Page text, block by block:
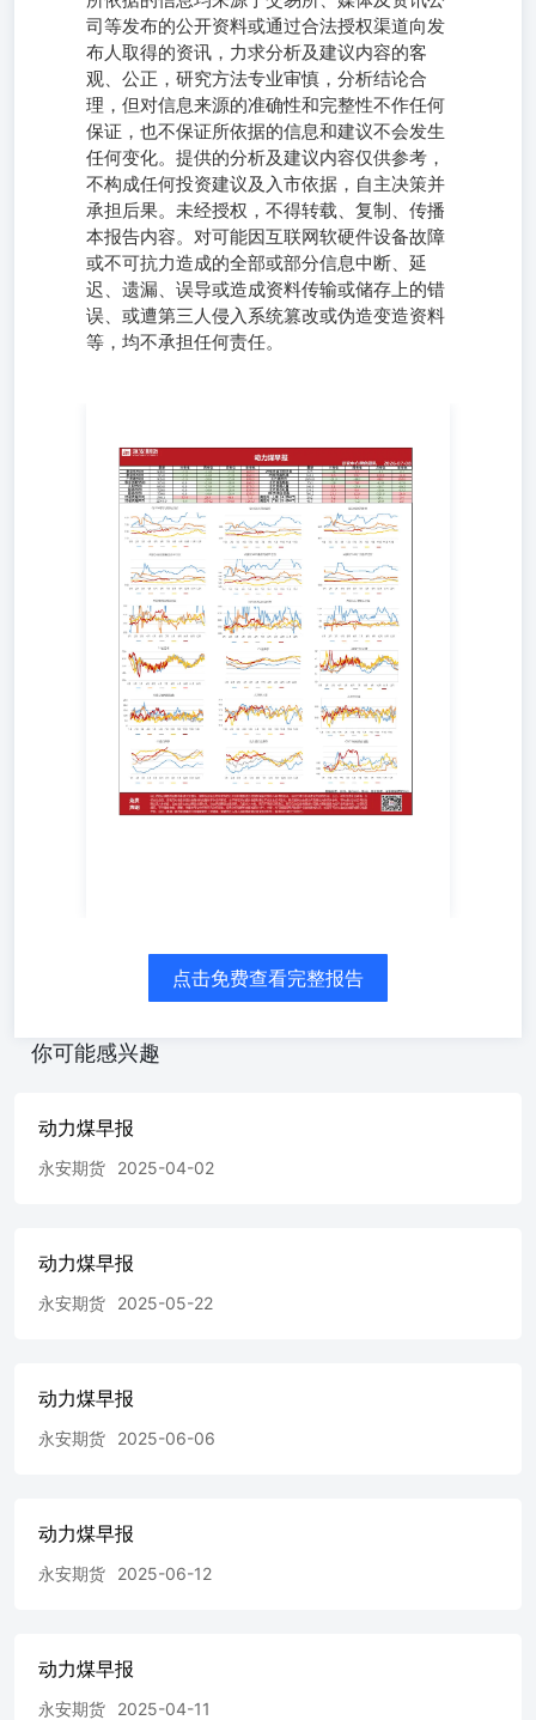
司等发布的公开资料或通过合法授权渠道向发
布人取得的资讯，力求分析及建议内容的客
观、公正，研究方法专业审慎，分析结论合
理，但对信息来源的准确性和完整性不作任何
保证，也不保证所依据的信息和建议不会发生
任何变化。提供的分析及建议内容仅供参考，
不构成任何投资建议及入市依据，自主决策并
承担后果。未经授权，不得转载、复制、传播
本报告内容。对可能因互联网软硬件设备故障
或不可抗力造成的全部或部分信息中断、延
迟、遗漏、误导或造成资料传输或储存上的错
误、或遭第三人侵入系统篡改或伪造变造资料
等，均不承担任何责任。
点击免费查看完整报告
你可能感兴趣
动力煤早报
永安期货 2025-04-02
动力煤早报
永安期货 2025-05-22
动力煤早报
永安期货 2025-06-06
动力煤早报
永安期货 2025-06-12
动力煤早报
永安期货 2025-04-11